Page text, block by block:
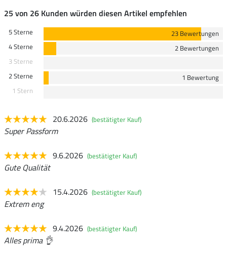
25 von 26 Kunden würden diesen Artikel empfehlen
5 Sterne
23 Bewertungen
4 Sterne
2 Bewertungen
3 Sterne
2 Sterne
1 Bewertung
1 Stern
20.6.2026 (bestätigter Kauf)
Super Passform
9.6.2026 (bestätigter Kauf)
Gute Qualität
15.4.2026 (bestätigter Kauf)
Extrem eng
9.4.2026 (bestätigter Kauf)
Alles prima 👌